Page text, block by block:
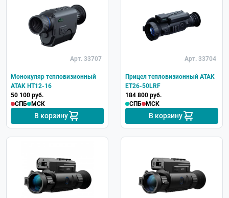
Арт. 33707
Монокуляр тепловизионный
ATAK HT12-16
50 100 руб.
СПБ
МСК
В корзину
Арт. 33704
Прицел тепловизионный ATAK
ET26-50LRF
184 800 руб.
СПБ
МСК
В корзину